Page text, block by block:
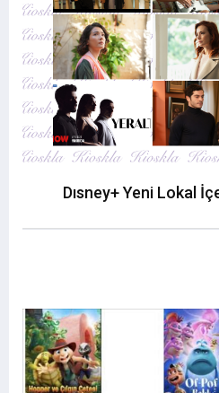
Dısney+ Yeni Lokal